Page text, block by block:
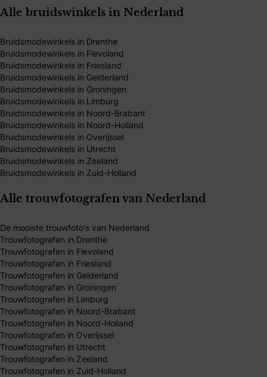
Alle bruidswinkels in Nederland
Bruidsmodewinkels in Drenthe
Bruidsmodewinkels in Flevoland
Bruidsmodewinkels in Friesland
Bruidsmodewinkels in Gelderland
Bruidsmodewinkels in Groningen
Bruidsmodewinkels in Limburg
Bruidsmodewinkels in Noord-Brabant
Bruidsmodewinkels in Noord-Holland
Bruidsmodewinkels in Overijssel
Bruidsmodewinkels in Utrecht
Bruidsmodewinkels in Zeeland
Bruidsmodewinkels in Zuid-Holland
Alle trouwfotografen van Nederland
De mooiste trouwfoto's van Nederland
Trouwfotografen in Drenthe
Trouwfotografen in Flevoland
Trouwfotografen in Friesland
Trouwfotografen in Gelderland
Trouwfotografen in Groningen
Trouwfotografen in Limburg
Trouwfotografen in Noord-Brabant
Trouwfotografen in Noord-Holland
Trouwfotografen in Overijssel
Trouwfotografen in Utrecht
Trouwfotografen in Zeeland
Trouwfotografen in Zuid-Holland